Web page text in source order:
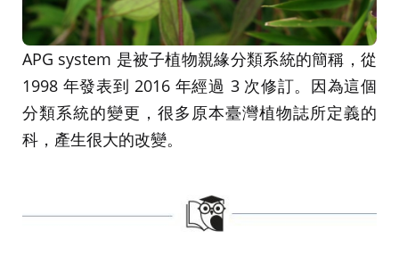
APG system 是被子植物親緣分類系統的簡稱，從
1998 年發表到 2016 年經過 3 次修訂。因為這個
分類系統的變更，很多原本臺灣植物誌所定義的
科，產生很大的改變。